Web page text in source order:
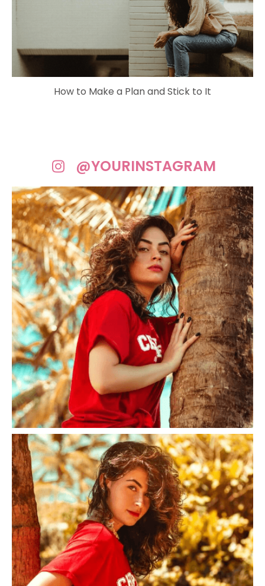
How to Make a Plan and Stick to It
@YOURINSTAGRAM